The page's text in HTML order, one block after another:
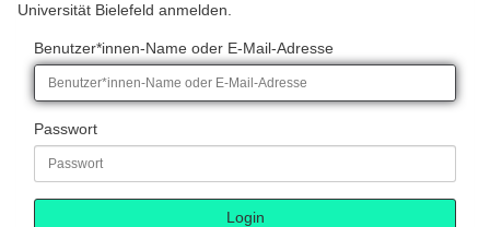
Universität Bielefeld anmelden.
Benutzer*innen-Name oder E-Mail-Adresse
Passwort